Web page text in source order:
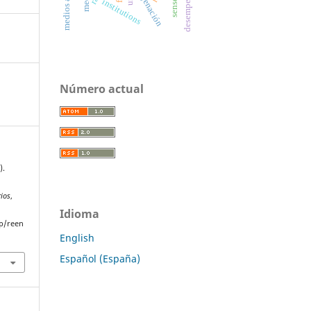
,
reen
institutions sense
Número actual
Idioma
English
Español (España)